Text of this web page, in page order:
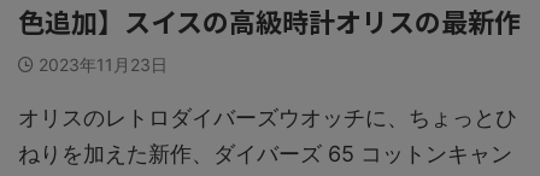
色追加】スイスの高級時計オリスの最新作
2023年11月23日
オリスのレトロダイバーズウオッチに、ちょっとひ
ねりを加えた新作、ダイバーズ 65 コットンキャン